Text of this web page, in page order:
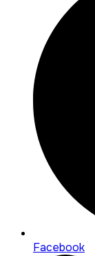
Facebook